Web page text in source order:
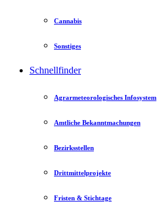
Cannabis
Sonstiges
Schnellfinder
Agrarmeteorologisches Infosystem
Amtliche Bekanntmachungen
Bezirksstellen
Drittmittelprojekte
Fristen & Stichtage